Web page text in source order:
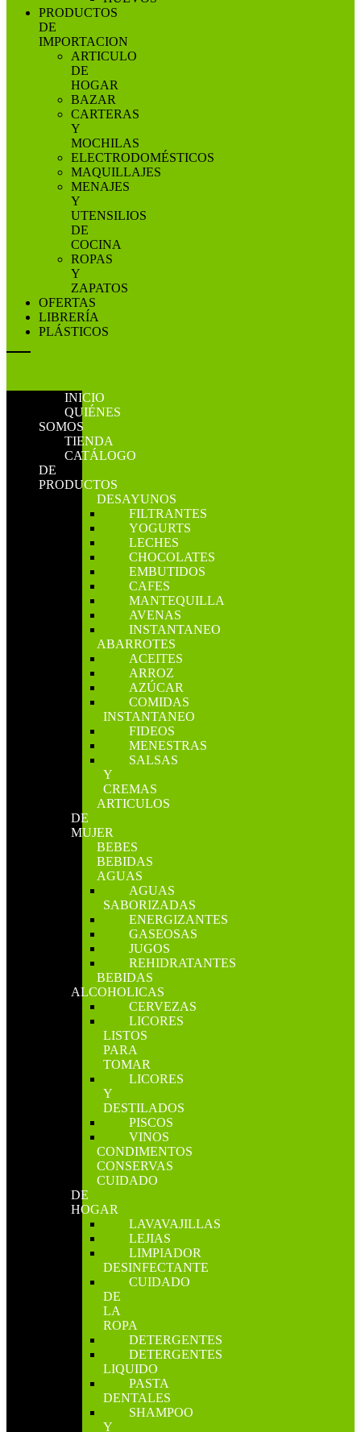
PRODUCTOS
DE
IMPORTACION
ARTICULO
DE
HOGAR
BAZAR
CARTERAS
Y
MOCHILAS
ELECTRODOMÉSTICOS
MAQUILLAJES
MENAJES
Y
UTENSILIOS
DE
COCINA
ROPAS
Y
ZAPATOS
OFERTAS
LIBRERÍA
PLÁSTICOS
INICIO
QUIÉNES
SOMOS
TIENDA
CATÁLOGO
DE
PRODUCTOS
DESAYUNOS
FILTRANTES
YOGURTS
LECHES
CHOCOLATES
EMBUTIDOS
CAFES
MANTEQUILLA
AVENAS
INSTANTANEO
ABARROTES
ACEITES
ARROZ
AZÚCAR
COMIDAS
INSTANTANEO
FIDEOS
MENESTRAS
SALSAS
Y
CREMAS
ARTICULOS
DE
MUJER
BEBES
BEBIDAS
AGUAS
AGUAS
SABORIZADAS
ENERGIZANTES
GASEOSAS
JUGOS
REHIDRATANTES
BEBIDAS
ALCOHOLICAS
CERVEZAS
LICORES
LISTOS
PARA
TOMAR
LICORES
Y
DESTILADOS
PISCOS
VINOS
CONDIMENTOS
CONSERVAS
CUIDADO
DE
HOGAR
LAVAVAJILLAS
LEJIAS
LIMPIADOR
DESINFECTANTE
CUIDADO
DE
LA
ROPA
DETERGENTES
DETERGENTES
LIQUIDO
PASTA
DENTALES
SHAMPOO
Y